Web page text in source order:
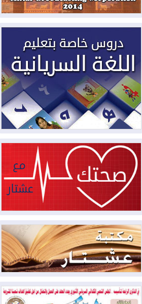
2026-08-03رئيس إقليم كوردستان في
2026-08-03العراق يؤكد مجدداً التزامه
بمنع الهجمات على الدول المجاورة
2026-08-03العجز والاقتراض يطوقان
المالية العراقية.. اقتراض يتجاوز 3 تريليونات
دينار!
2026-08-03كوبا تغرق في الظلام مجددا
2026-08-03
أوامر بإجلاء 60 ألف شخص
بسبب الحرائق في ولاية واشنطن
2026-08-02
مشروع "حسابي" يُمهل
الموظفين حتى نهاية أغسطس لاستلام
بطاقاتهم المصرفية
2026-08-02دمشق وعمّان تحذران بغداد:
أي هجوم من أراضي العراق سيواجه برد
2026-08-02ترامب: الولايات المتحدة
وإسرائيل تعلقان شن ضربات على إيران